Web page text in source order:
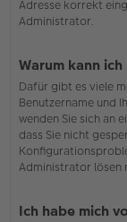
Adresse korrekt
Administrator.
Warum kann
Dafür gibt es viele
Benutzername und
wenden Sie sich an
dass Sie nicht
Administrator lösen
Ich habe mich